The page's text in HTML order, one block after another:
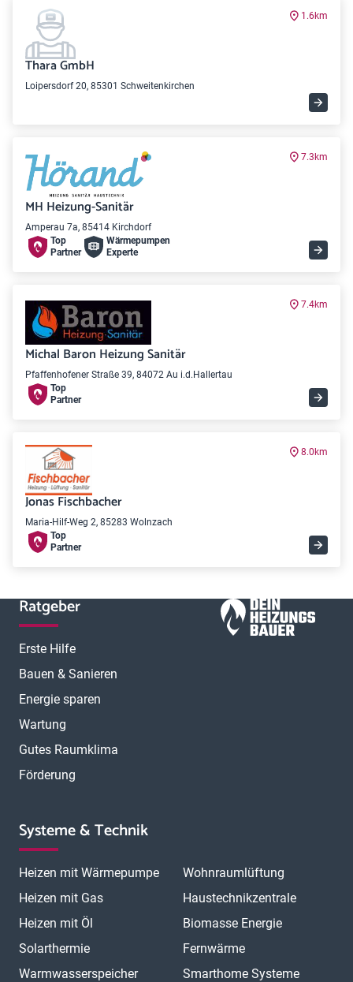
1.6km
Thara GmbH
Loipersdorf 20, 85301 Schweitenkirchen
7.3km
MH Heizung-Sanitär
Amperau 7a, 85414 Kirchdorf
Top
Partner
Wärme­pumpen
Experte
7.4km
Michal Baron Heizung Sanitär
Pfaffenhofener Straße 39, 84072 Au i.d.Hallertau
Top
Partner
8.0km
Jonas Fischbacher
Maria-Hilf-Weg 2, 85283 Wolnzach
Top
Partner
Ratgeber
Erste Hilfe
Bauen & Sanieren
Energie sparen
Wartung
Gutes Raumklima
Förderung
Systeme & Technik
Heizen mit Wärmepumpe
Heizen mit Gas
Heizen mit Öl
Solarthermie
Warmwasserspeicher
Wohnraumlüftung
Haustechnikzentrale
Biomasse Energie
Fernwärme
Smarthome Systeme